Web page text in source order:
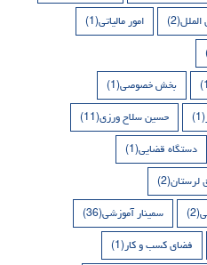
الملل(2) امور مالیاتی(1)
بخش خصوصی(1)
(1) حسین سلاح ورزی(11)
دستگاه قضایی(1)
لرستان(2)
(2) سمینار آموزشی(36)
فضای کسب و کار(1)